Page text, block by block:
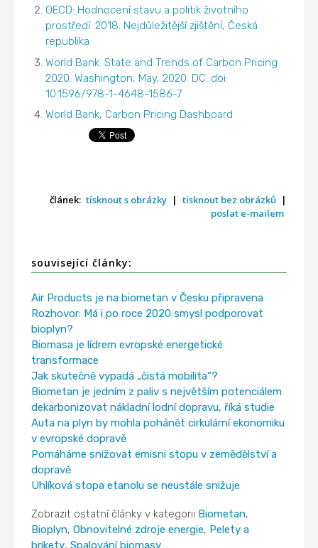
OECD: Hodnocení stavu a politik životního
prostředí. 2018. Nejdůležitější zjištění, Česká
republika
World Bank. State and Trends of Carbon Pricing
2020. Washington, May, 2020. DC. doi:
10.1596/978-1-4648-1586-7
World Bank, Carbon Pricing Dashboard
článek: tisknout s obrázky | tisknout bez obrázků |
poslat e-mailem
související články:
Air Products je na biometan v Česku připravena
Rozhovor: Má i po roce 2020 smysl podporovat
bioplyn?
Biomasa je lídrem evropské energetické
transformace
Jak skutečně vypadá „čistá mobilita“?
Biometan je jedním z paliv s největším potenciálem
dekarbonizovat nákladní lodní dopravu, říká studie
Auta na plyn by mohla pohánět cirkulární ekonomiku
v evropské dopravě
Pomáháme snižovat emisní stopu v zemědělství a
dopravě
Uhlíková stopa etanolu se neustále snižuje
Zobrazit ostatní články v kategorii Biometan,
Bioplyn,Obnovitelné zdroje energie, Pelety a
brikety,Spalování biomasy